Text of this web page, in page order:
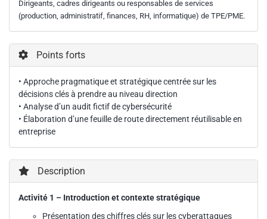
Dirigeants, cadres dirigeants ou responsables de services
(production, administratif, finances, RH, informatique) de TPE/PME.
Points forts
• Approche pragmatique et stratégique centrée sur les
décisions clés à prendre au niveau direction
• Analyse d’un audit fictif de cybersécurité
• Élaboration d’une feuille de route directement réutilisable en
entreprise
Description
Activité 1 – Introduction et contexte stratégique
Présentation des chiffres clés sur les cyberattaques